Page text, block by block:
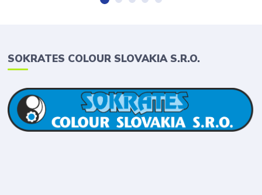
SOKRATES COLOUR SLOVAKIA S.R.O.